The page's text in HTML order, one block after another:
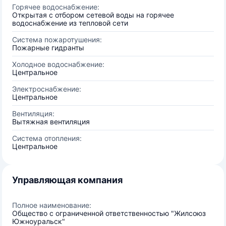
Горячее водоснабжение:
Открытая с отбором сетевой воды на горячее
водоснабжение из тепловой сети
Система пожаротушения:
Пожарные гидранты
Холодное водоснабжение:
Центральное
Электроснабжение:
Центральное
Вентиляция:
Вытяжная вентиляция
Система отопления:
Центральное
Управляющая компания
Полное наименование:
Общество с ограниченной ответственностью "Жилсоюз
Южноуральск"